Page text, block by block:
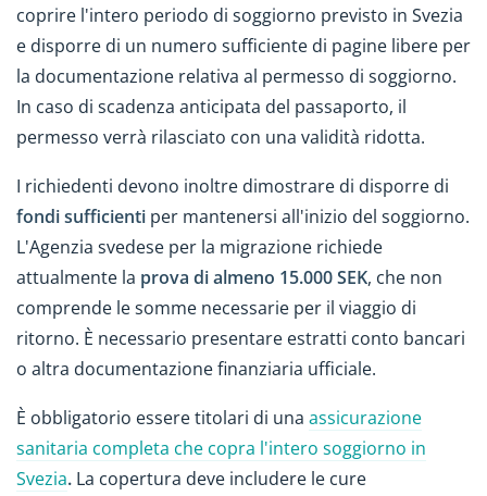
coprire l'intero periodo di soggiorno previsto in Svezia
e disporre di un numero sufficiente di pagine libere per
la documentazione relativa al permesso di soggiorno.
In caso di scadenza anticipata del passaporto, il
permesso verrà rilasciato con una validità ridotta.
I richiedenti devono inoltre dimostrare di disporre di
fondi sufficienti per mantenersi all'inizio del soggiorno.
L'Agenzia svedese per la migrazione richiede
attualmente la prova di almeno 15.000 SEK, che non
comprende le somme necessarie per il viaggio di
ritorno. È necessario presentare estratti conto bancari
o altra documentazione finanziaria ufficiale.
È obbligatorio essere titolari di una assicurazione
sanitaria completa che copra l'intero soggiorno in
Svezia. La copertura deve includere le cure